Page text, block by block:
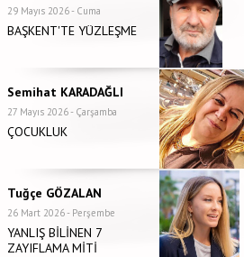
29 Mayıs 2026 - Cuma
BAŞKENT'TE YÜZLEŞME
Semihat KARADAĞLI
27 Mayıs 2026 - Çarşamba
ÇOCUKLUK
Tuğçe GÖZALAN
26 Mart 2026 - Perşembe
YANLIŞ BİLİNEN 7
ZAYIFLAMA MİTİ